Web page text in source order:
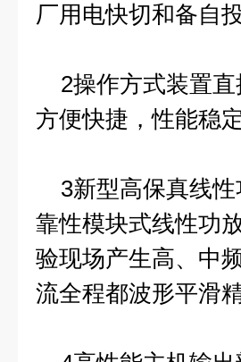
厂用电快切和备自
2操作方式装置直
方便快捷，性能稳定
3新型高保真线性
靠性模块式线性功
验现场产生高、中
流全程都波形平滑